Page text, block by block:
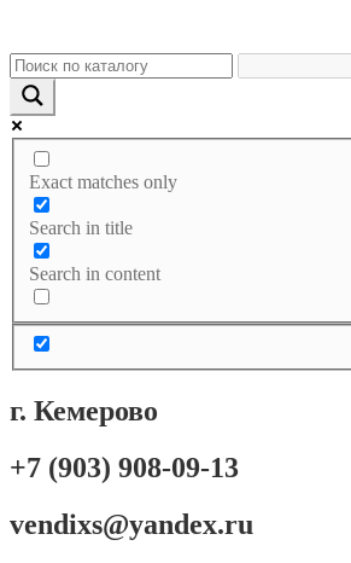
Exact matches only
Search in title
Search in content
г. Кемерово
+7 (903) 908-09-13
vendixs@yandex.ru